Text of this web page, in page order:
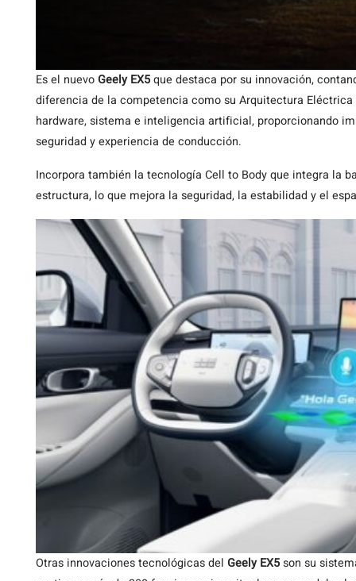
Es el nuevoGeely EX5que destaca por su innovación,
diferencia de la competencia como su Arquitectura
hardware, sistema e inteligencia artificial, proporcionando
seguridad y experiencia de conducción.
Incorpora también la tecnología Cell to Body que integra la
estructura, lo que mejora la seguridad, la estabilidad y el
Otras innovaciones tecnológicas del Geely EX5son su